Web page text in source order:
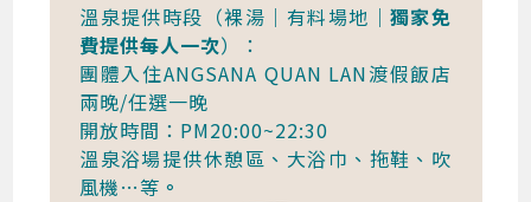
溫泉提供時段（裸湯｜有料場地｜獨家免
費提供每人一次）：
團體入住ANGSANA QUAN LAN渡假飯店
兩晚/任選一晚
開放時間：PM20:00~22:30
溫泉浴場提供休憩區、大浴巾、拖鞋、吹
風機…等 。